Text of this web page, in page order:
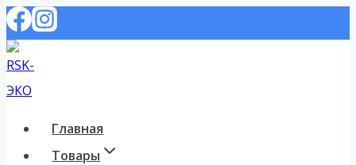
Перейти
к
содержимому
Главная
Товары